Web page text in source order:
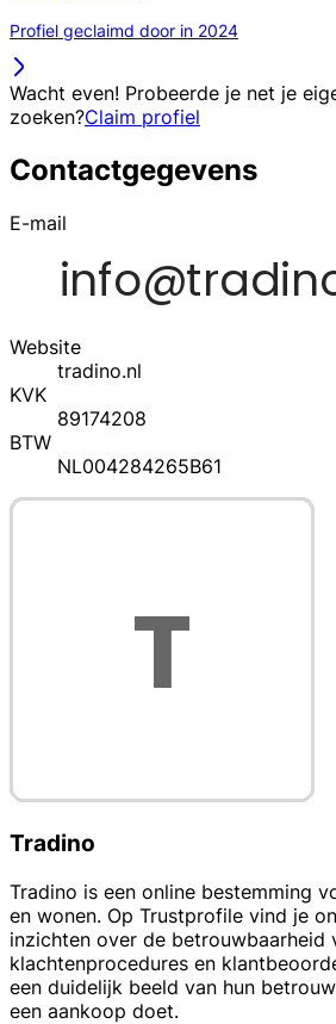
Profiel geclaimd door in 2024
Wacht even! Probeerde je net je
zoeken?Claim profiel
Contactgegevens
E-mail
Website
tradino.nl
KVK
89174208
BTW
NL004284265B61
Tradino
Tradino is een online bestemming
en wonen. Op Trustprofile vind je
inzichten over de betrouwbaarheid
klachtenprocedures en
een duidelijk beeld van hun
een aankoop doet.